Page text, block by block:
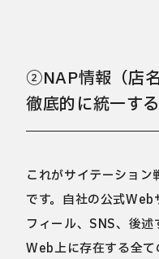
②NAP情報（店
徹底的に統一する
これがサイテーショ
です。自社の公式
フィール、SNS、後述
Web上に存在する全て